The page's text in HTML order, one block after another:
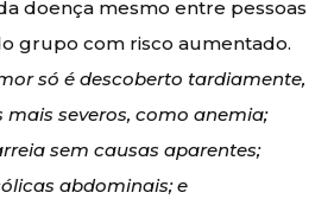
doença mesmo entre pessoas
grupo com risco aumentado.
só é descoberto tardiamente,
severos, como anemia;
sem causas aparentes;
abdominais; e